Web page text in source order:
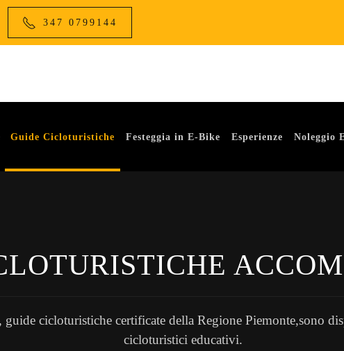
347 0799144
Guide Cicloturistiche Festeggia in E-Bike Esperienze Noleggio
cicloturistiche certificate della Regione Piemonte,sono
cicloturistici educativi.